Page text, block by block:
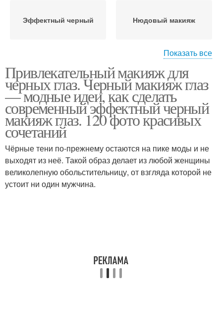
Эффектный черный Нюдовый макияж
Макияж для карих глаз Дневный макияж
Макияж для различных
оттенков
Макияж под цвет
Косметики для макияжа
Показать все
Привлекательный макияж для
черных глаз. Черный макияж глаз
— модные идеи, как сделать
современный эффектный черный
макияж глаз. 120 фото красивых
сочетаний
Чёрные тени по-прежнему остаются на пике моды и не
выходят из неё. Такой образ делает из любой женщины
великолепную обольстительницу, от взгляда которой не
устоит ни один мужчина.